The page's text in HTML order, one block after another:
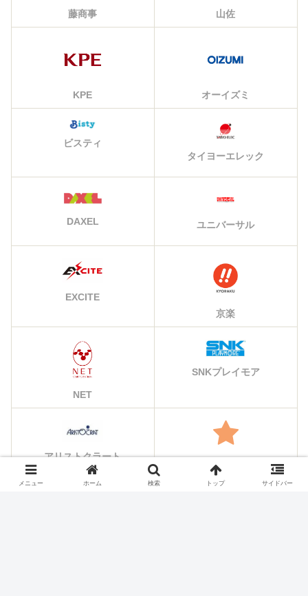
藤商事 山佐
KPE オーイズミ
ビスティ
タイヨーエレック
DAXEL ユニバーサル
EXCITE
京楽
NET
SNKプレイモア
アリストクラート
メニュー ホーム 検索 トップ サイドバー